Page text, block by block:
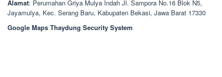
Alamat: Perumahan Griya Mulya Indah Jl. Sampora No.16 Blok N5,
Jayamulya, Kec. Serang Baru, Kabupaten Bekasi, Jawa Barat 17330
Google Maps Thaydung Security System